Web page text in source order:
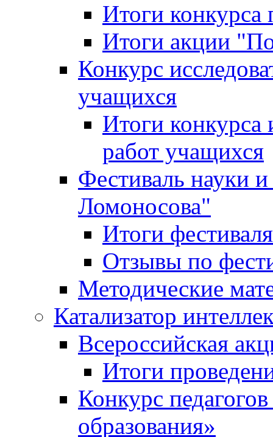
Итоги конкурса
Итоги акции
Конкурс
учащихся
Итоги конкурса
работ учащихся
Фестиваль науки
Ломоносова"
Итоги фестиваля
Отзывы по
Методические
Катализатор
Всероссийская
Итоги
Конкурс
образования»